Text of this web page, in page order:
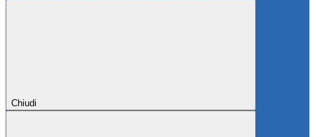
Chiudi